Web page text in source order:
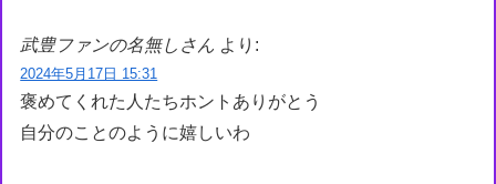
武豊ファンの名無しさん より:
2024年5月17日 15:31
褒めてくれた人たちホントありがとう
自分のことのように嬉しいわ